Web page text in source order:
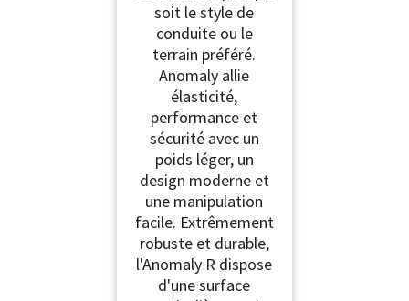
experts – Freeski
Allmountainski pour
piste et
soit le style de
conduite ou le
terrain préféré.
Anomaly allie
élasticité,
performance et
sécurité avec un
poids léger, un
design moderne et
une manipulation
facile. Extrêmement
robuste et durable,
l'Anomaly R dispose
d'une surface